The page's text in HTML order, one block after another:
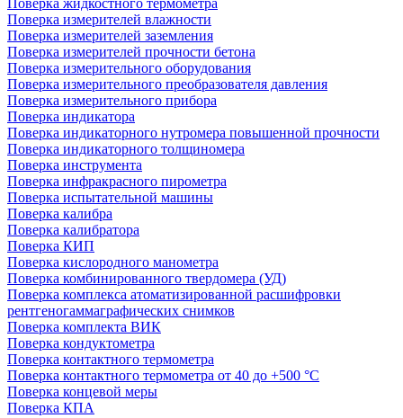
Поверка жидкостного термометра
Поверка измерителей влажности
Поверка измерителей заземления
Поверка измерителей прочности бетона
Поверка измерительного оборудования
Поверка измерительного преобразователя давления
Поверка измерительного прибора
Поверка индикатора
Поверка индикаторного нутромера повышенной прочности
Поверка индикаторного толщиномера
Поверка инструмента
Поверка инфракрасного пирометра
Поверка испытательной машины
Поверка калибра
Поверка калибратора
Поверка КИП
Поверка кислородного манометра
Поверка комбинированного твердомера (УД)
Поверка комплекса атоматизированной расшифровки
рентгеногаммаграфических снимков
Поверка комплекта ВИК
Поверка кондуктометра
Поверка контактного термометра
Поверка контактного термометра от 40 до +500 °С
Поверка концевой меры
Поверка КПА